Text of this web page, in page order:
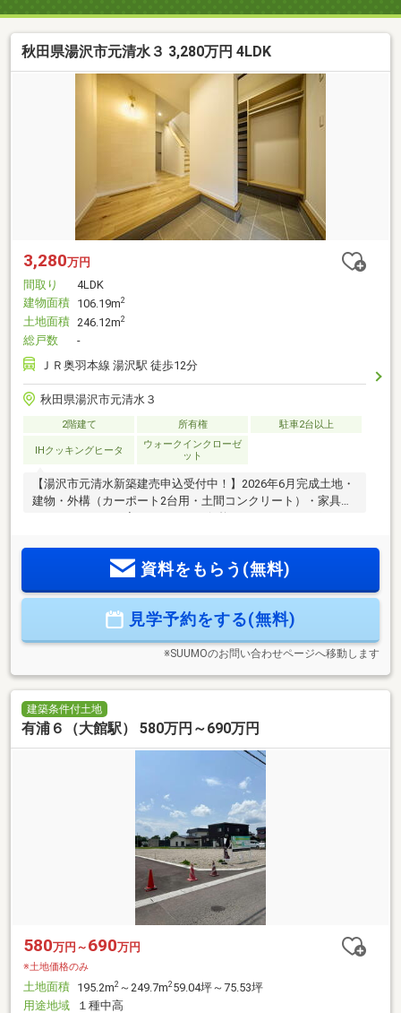
秋田県湯沢市元清水３ 3,280万円 4LDK
3,280万円
間取り
4LDK
建物面積 106.19m2
土地面積 246.12m2
総戸数
-
ＪＲ奥羽本線 湯沢駅 徒歩12分
秋田県湯沢市元清水３
2階建て 所有権 駐車2台以上
IHクッキングヒータ
ウォークインクローゼ
ット
【湯沢市元清水新築建売申込受付中！】2026年6月完成土地・
建物・外構（カーポート2台用・土間コンクリート）・家具・
間、家中どこにいても温度差無く快適な全館空調を搭載■ガス
衣類乾燥機「乾太くん」完備で洗濯物もラクラク！■地震対策
納ありこちらの物件の詳細は【サンコーホーム横手本社
0182-35-4779】までお問い合わせください！
資料をもらう(無料)
見学予約をする(無料)
※SUUMOのお問い合わせページへ移動します
建築条件付土地
有浦６（大館駅） 580万円～690万円
580万円～ 690万円
※土地価格のみ
土地面積 195.2m2 ～249.7m259.04坪～75.53坪
用途地域
１種中高